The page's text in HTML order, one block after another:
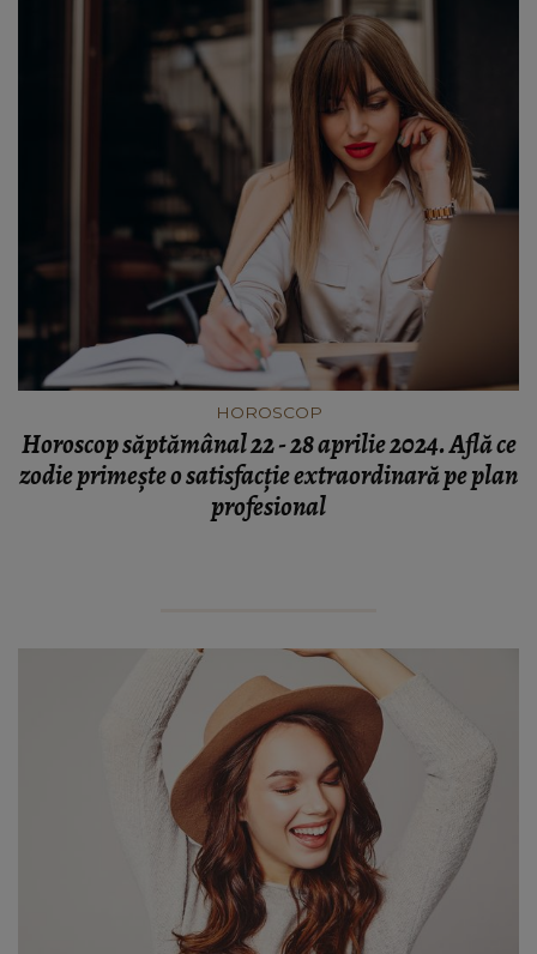
HOROSCOP
Horoscop săptămânal 22 - 28 aprilie 2024. Află ce
zodie primește o satisfacție extraordinară pe plan
profesional